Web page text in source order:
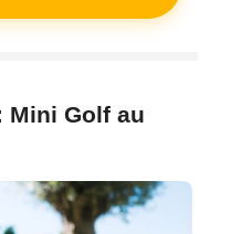
Mini Golf au